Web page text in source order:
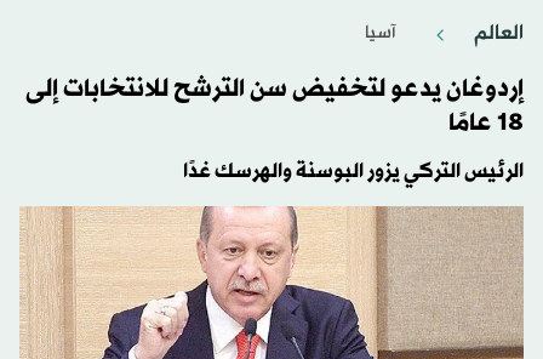
العالم آسيا
إردوغان يدعو لتخفيض سن الترشح للانتخابات إلى
18 عامًا
الرئيس التركي يزور البوسنة والهرسك غدًا